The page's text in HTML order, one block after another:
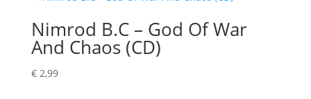
Nimrod B.C – God Of War
And Chaos (CD)
€2,99